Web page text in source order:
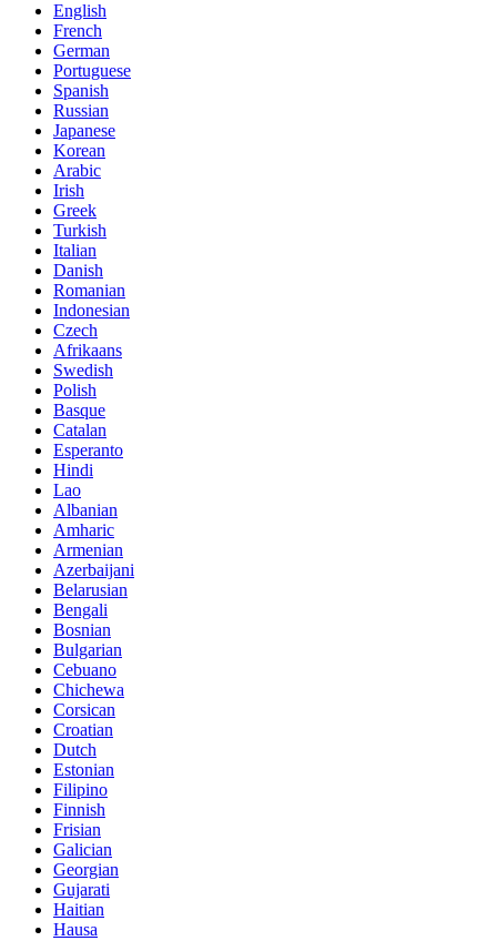
English
French
German
Portuguese
Spanish
Russian
Japanese
Korean
Arabic
Irish
Greek
Turkish
Italian
Danish
Romanian
Indonesian
Czech
Afrikaans
Swedish
Polish
Basque
Catalan
Esperanto
Hindi
Lao
Albanian
Amharic
Armenian
Azerbaijani
Belarusian
Bengali
Bosnian
Bulgarian
Cebuano
Chichewa
Corsican
Croatian
Dutch
Estonian
Filipino
Finnish
Frisian
Galician
Georgian
Gujarati
Haitian
Hausa